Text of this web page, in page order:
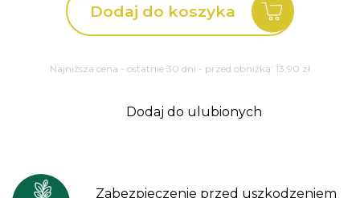
Scaevola
Dodaj do koszyka
Najniższa cena - ostatnie 30 dni - przed obniżką: 13.90 zł
Dodaj do ulubionych
Zabezpieczenie przed uszkodzeniem